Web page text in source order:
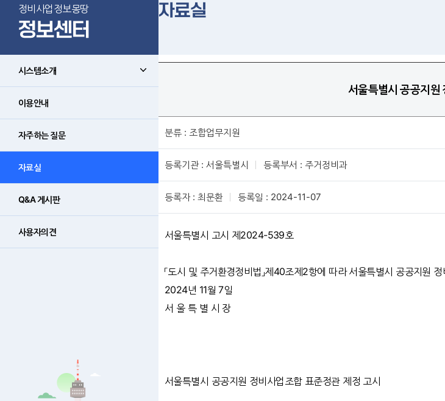
정비사업정보몽땅
정보센터
시스템소개
이용안내
자주하는 질문
자료실
Q&A 게시판
사용자의견
자료실
서울특별시 공공지원
분류 : 조합업무지원
등록기관 : 서울특별시 등록부서 : 주거정비과
등록자 : 최문환 등록일 : 2024-11-07
서울특별시 고시 제2024-539호
「도시 및 주거환경정비법」제40조제2항에 따라 서울특별시 공공지원
2024년 11월 7일
서 울 특 별 시 장
서울특별시 공공지원 정비사업조합 표준정관 제정 고시